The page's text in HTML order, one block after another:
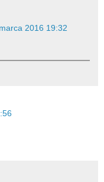
2016 19:32